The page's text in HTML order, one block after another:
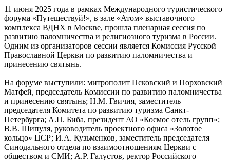
11 июня 2025 года в рамках Международного туристического
форума «Путешествуй!», в зале «Атом» выставочного
комплекса ВДНХ в Москве, прошла пленарная сессия по
развитию паломничества и религиозного туризма в России.
Одним из организаторов сессии является Комиссия Русской
Православной Церкви по развитию паломничества и
принесению святынь.
На форуме выступили: митрополит Псковский и Порховский
Матфей, председатель Комиссии по развитию паломничества
и принесению святынь; Н.М. Гвичия, заместитель
председателя Комитета по развитию туризма Санкт-
Петербурга; А.П. Биба, президент АО «Космос отель групп»;
В.В. Шипуля, руководитель проектного офиса «Золотое
кольцо» ЦСР; И.А. Кузьменков, заместитель председателя
Синодального отдела по взаимоотношениям Церкви с
обществом и СМИ; А.Р. Галустов, ректор Российского